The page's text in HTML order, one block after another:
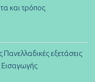
και τρόπος
εξετάσεις
Εισαγωγής